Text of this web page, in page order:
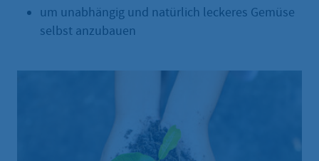
um unabhängig und natürlich leckeres Gemüse
selbst anzubauen